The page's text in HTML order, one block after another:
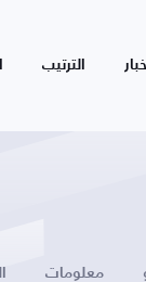
الترتيب
معلومات